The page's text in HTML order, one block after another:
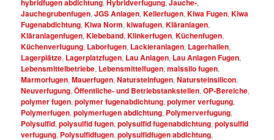
Jauchegrubenfugen,JGS Anlagen,Kellerfugen,Kiwa Fugen,Kiwa
Fugenabdichtung,Kiwa Norm,kiwafugen,Kläranlagen,
Kläranlagenfugen,Klebeband,Klinkerfugen,Küchenfugen,
Küchenverfugung, Laborfugen, Lackieranlagen, Lagerhallen,
Lagerplätze, Lagerplatzfugen, Lau Anlagen, Lau Anlagen Fugen,
Lebensmittelbetriebe, Lebensmittelfugen,maissilo fugen,
Marmorfugen,Mauerfugen,Natursteinfugen,Natursteinsilicon,
Neuverfugung,Öffentliche- und Betriebstankstellen,OP-Bereiche,
polymer fugen,polymer fugenabdichtung,polymer verfugung,
Polymerfugen,polymerfugen abdichtung, Polymerverfugung,
Polysulfid,polysulfid fugen,polysulfid fugenabdichtung,polysulfid
verfugung, Polysulfidfugen,polysulfidfugen abdichtung,